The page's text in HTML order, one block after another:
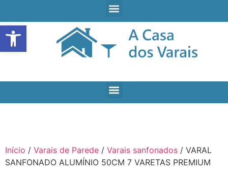
Open toolbar
Início / Varais de Parede / Varais sanfonados / VARAL
SANFONADO ALUMÍNIO 50CM 7 VARETAS PREMIUM